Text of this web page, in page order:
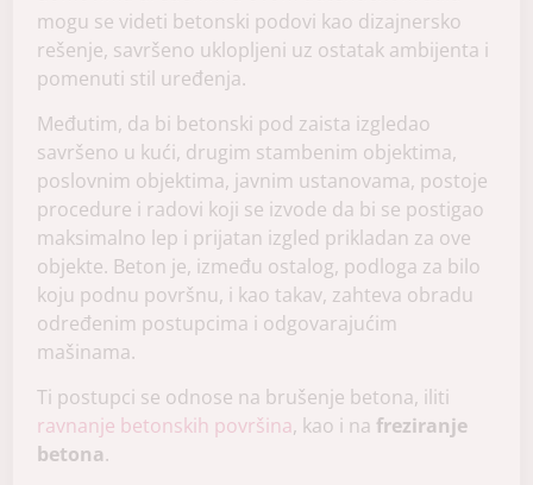
mogu se videti betonski podovi kao dizajnersko
rešenje, savršeno uklopljeni uz ostatak ambijenta i
pomenuti stil uređenja.
Međutim, da bi betonski pod zaista izgledao
savršeno u kući, drugim stambenim objektima,
poslovnim objektima, javnim ustanovama, postoje
procedure i radovi koji se izvode da bi se postigao
maksimalno lep i prijatan izgled prikladan za ove
objekte. Beton je, između ostalog, podloga za bilo
koju podnu površnu, i kao takav, zahteva obradu
određenim postupcima i odgovarajućim
mašinama.
Ti postupci se odnose na brušenje betona, iliti
ravnanje betonskih površina, kao i na freziranje
betona.